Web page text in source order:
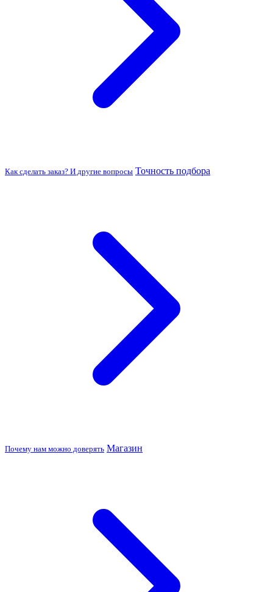
Как сделать заказ? И другие вопросы Точность подбора
Почему нам можно доверять Магазин